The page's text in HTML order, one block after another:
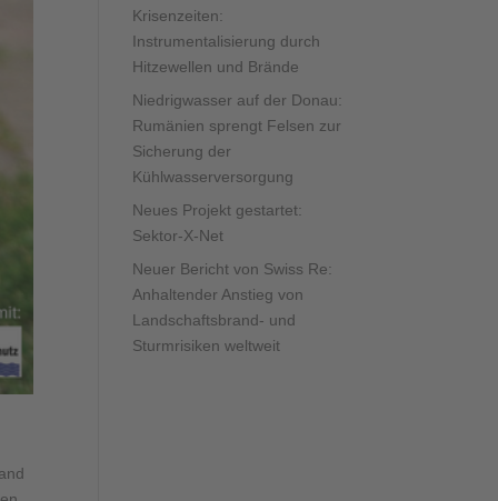
Krisenzeiten:
Instrumentalisierung durch
Hitzewellen und Brände
Niedrigwasser auf der Donau:
Rumänien sprengt Felsen zur
Sicherung der
Kühlwasserversorgung
Neues Projekt gestartet:
Sektor-X-Net
Neuer Bericht von Swiss Re:
Anhaltender Anstieg von
Landschaftsbrand- und
Sturmrisiken weltweit